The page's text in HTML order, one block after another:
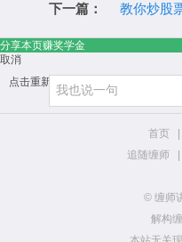
下一篇：
教你炒股
分享本页赚奖学金
取消
点击重新加载
首页
追随缠师
© 缠师
解构